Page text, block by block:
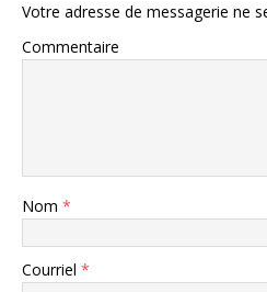
Votre adresse de messagerie ne
Commentaire
Nom *
Courriel *